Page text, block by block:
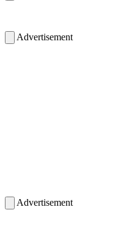
Advertisement
Advertisement